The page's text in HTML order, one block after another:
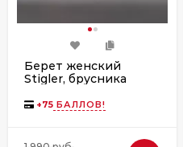
Берет женский
Stigler, брусника
+75 БАЛЛОВ!